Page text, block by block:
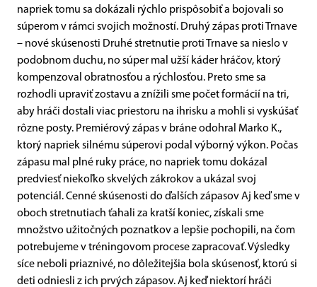
napriek tomu sa dokázali rýchlo prispôsobiť a bojovali so
súperom v rámci svojich možností. Druhý zápas proti Trnave
– nové skúsenosti Druhé stretnutie proti Trnave sa nieslo v
podobnom duchu, no súper mal užší káder hráčov, ktorý
kompenzoval obratnosťou a rýchlosťou. Preto sme sa
rozhodli upraviť zostavu a znížili sme počet formácií na tri,
aby hráči dostali viac priestoru na ihrisku a mohli si vyskúšať
rôzne posty. Premiérový zápas v bráne odohral Marko K.,
ktorý napriek silnému súperovi podal výborný výkon. Počas
zápasu mal plné ruky práce, no napriek tomu dokázal
predviesť niekoľko skvelých zákrokov a ukázal svoj
potenciál. Cenné skúsenosti do ďalších zápasov Aj keď sme v
oboch stretnutiach ťahali za kratší koniec, získali sme
množstvo užitočných poznatkov a lepšie pochopili, na čom
potrebujeme v tréningovom procese zapracovať. Výsledky
síce neboli priaznivé, no dôležitejšia bola skúsenosť, ktorú si
deti odniesli z ich prvých zápasov. Aj keď niektorí hráči